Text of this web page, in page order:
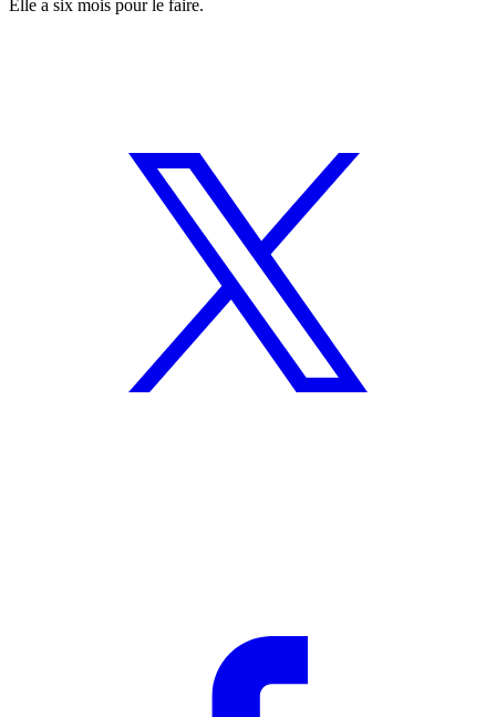
Elle a six mois pour le faire.